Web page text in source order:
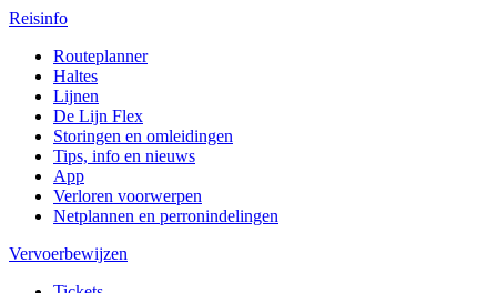
Reisinfo
Routeplanner
Haltes
Lijnen
De Lijn Flex
Storingen en omleidingen
Tips, info en nieuws
App
Verloren voorwerpen
Netplannen en perronindelingen
Vervoerbewijzen